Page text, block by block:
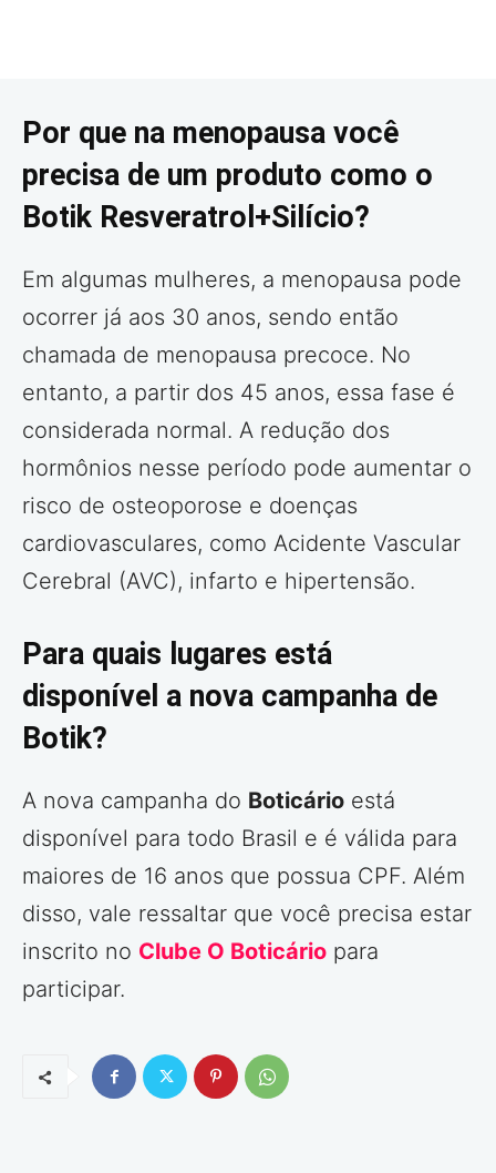
Por que na menopausa você
precisa de um produto como o
Botik Resveratrol+Silício?
Em algumas mulheres, a menopausa pode
ocorrer já aos 30 anos, sendo então
chamada de menopausa precoce. No
entanto, a partir dos 45 anos, essa fase é
considerada normal. A redução dos
hormônios nesse período pode aumentar o
risco de osteoporose e doenças
cardiovasculares, como Acidente Vascular
Cerebral (AVC), infarto e hipertensão.
Para quais lugares está
disponível a nova campanha de
Botik?
A nova campanha do Boticário está
disponível para todo Brasil e é válida para
maiores de 16 anos que possua CPF. Além
disso, vale ressaltar que você precisa estar
inscrito no Clube O Boticário para
participar.